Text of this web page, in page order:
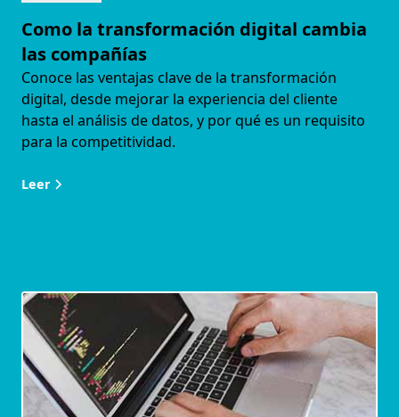
Como la transformación digital cambia
las compañías
Conoce las ventajas clave de la transformación
digital, desde mejorar la experiencia del cliente
hasta el análisis de datos, y por qué es un requisito
para la competitividad.
Leer